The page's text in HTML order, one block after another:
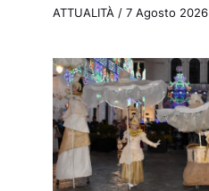
ATTUALITÀ/ 7 Agosto 2026